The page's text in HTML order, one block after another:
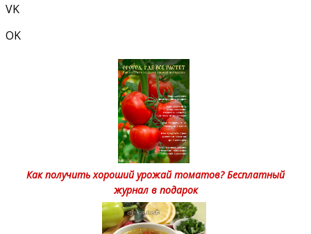
VK
OK
Как получить хороший урожай томатов? Бесплатный
журнал в подарок